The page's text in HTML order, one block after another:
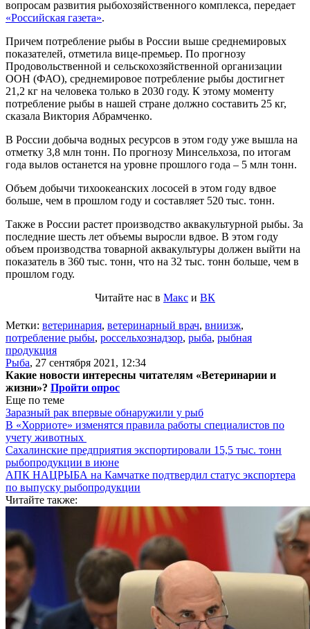
вопросам развития рыбохозяйственного комплекса, передает
«Российская газета».
Причем потребление рыбы в России выше среднемировых
показателей, отметила вице-премьер. По прогнозу
Продовольственной и сельскохозяйственной организации
ООН (ФАО), среднемировое потребление рыбы достигнет
21,2 кг на человека только в 2030 году. К этому моменту
потребление рыбы в нашей стране должно составить 25 кг,
сказала Виктория Абрамченко.
В России добыча водных ресурсов в этом году уже вышла на
отметку 3,8 млн тонн. По прогнозу Минсельхоза, по итогам
года вылов останется на уровне прошлого года – 5 млн тонн.
Объем добычи тихоокеанских лососей в этом году вдвое
больше, чем в прошлом году и составляет 520 тыс. тонн.
Также в России растет производство аквакультурной рыбы. За
последние шесть лет объемы выросли вдвое. В этом году
объем производства товарной аквакультуры должен выйти на
показатель в 360 тыс. тонн, что на 32 тыс. тонн больше, чем в
прошлом году.
Читайте нас в Макс и ВК
Метки: ветеринария, ветеринарный врач, вниизж,
потребление рыбы, россельхознадзор, рыба, рыбная
продукция
Рыба, 27 сентября 2021, 12:34
Какие новости интересны читателям «Ветеринарии и
жизни»? Пройти опрос
Еще по теме
Заразный рак впервые обнаружили у рыб
В «Хорриоте» изменятся правила работы специалистов по
учету животных
Сахалинские предприятия экспортировали 15,5 тыс. тонн
рыбопродукции в июне
АПК НАЦРЫБА на Камчатке подтвердил статус экспортера
по выпуску рыбопродукции
Читайте также: